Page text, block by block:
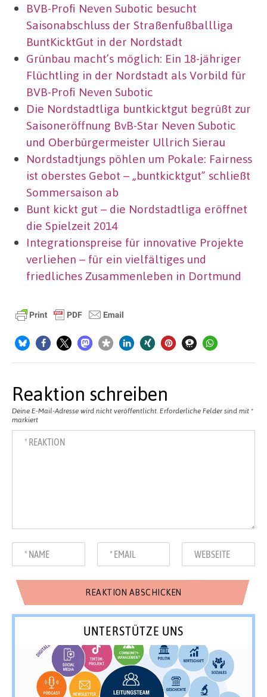
BVB-Profi Neven Subotic besucht
Saisonabschluss der Straßenfußballliga
BuntKicktGut in der Nordstadt
Grünbau macht’s möglich: Ein 18-jähriger
Flüchtling in der Nordstadt als Vorbild für
BVB-Profi Neven Subotic
Die Nordstadtliga buntkicktgut begrüßt zur
Saisoneröffnung BvB-Star Neven Subotic
und Oberbürgermeister Ullrich Sierau
Nordstadtjungs pöhlen um Pokale: Fairness
ist oberstes Gebot – „buntkicktgut” schließt
Sommersaison ab
Bunt kickt gut – die Nordstadtliga eröffnet
die Spielzeit 2014
Integrationspreise für innovative Projekte
verliehen – für ein vielfältiges und
friedliches Zusammenleben in Dortmund
Reaktion schreiben
Deine E-Mail-Adresse wird nicht veröffentlicht. Erforderliche Felder sind mit *
markiert
UNTERSTÜTZE UNS